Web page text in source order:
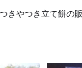
きやつき立て餅の